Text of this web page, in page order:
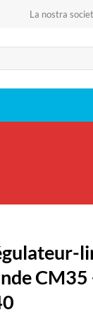
La nostra